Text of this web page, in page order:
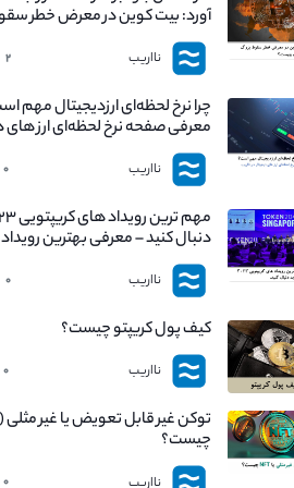
آورد: بیت کوین در معرض خطر
است - دلیل آن چیست؟
نااریب ۲
چرا نرخ لحظه‌ای ارزدیجیتال مهم
معرفی صفحه نرخ لحظه‌ای ارز های
نااریب
نااریب ۰
دنبال کنید – معرفی بهترین
جهانی
نااریب ۰
کیف پول کریپتو چیست؟
نااریب ۰
چیست؟
نااریب ۰